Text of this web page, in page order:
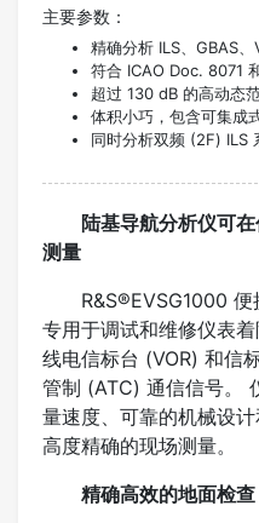
主要参数：
精确分析 ILS、GBAS
符合 ICAO Doc. 8071
超过 130 dB 的高动态
体积小巧，包含可集成
同时分析双频 (2F) ILS
陆基导航分析仪可
测量
R&S®EVSG1000
专用于调试和维修仪表
线电信标台 (VOR) 和信
管制 (ATC) 通信信号。
量速度、可靠的机械设
高度精确的现场测量。
精确高效的地面检查